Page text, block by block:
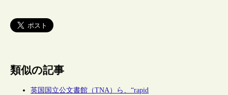
類似の記事
英国国立公文書館（TNA）ら、“rapid